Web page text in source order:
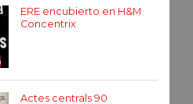
ERE encubierto en H&M
Concentrix
Actes centrals 90